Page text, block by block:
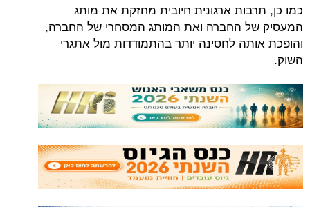
כמו כן, תרבות ארגונית חיובית מחזקת את מותג
המעסיק של החברה ואת המותג המסחרי של החברה,
והופכת אותה לחסינה יותר בהתמודדות מול אתגרי
השוק.